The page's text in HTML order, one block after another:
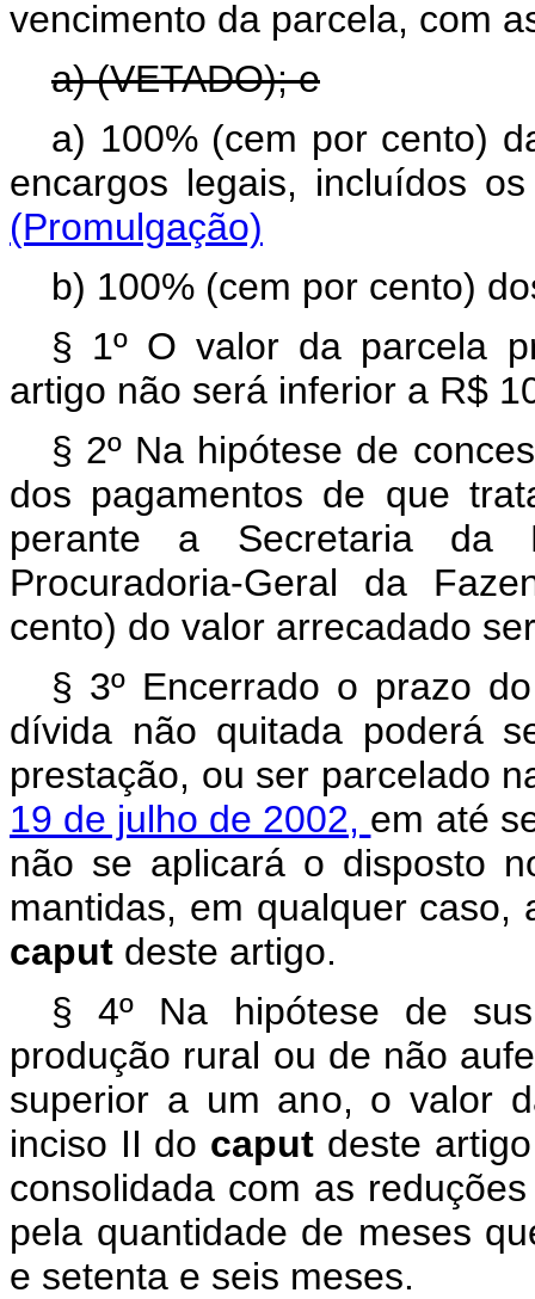
vencimento da parcela, com
a) (VETADO); e
a) 100% (cem por cento)
encargos legais,
(Promulgação)
b) 100% (cem por cento)
§ 1º O valor da parcela
artigo não será inferior a R$
§ 2º Na hipótese de
dos pagamentos de que
perante a Secretaria
Procuradoria-Geral da
cento) do valor arrecadado
§ 3º Encerrado o prazo
dívida não quitada poderá
prestação, ou ser parcelado
19 de julho de 2002, em até
não se aplicará o disposto
mantidas, em qualquer
caput deste artigo.
§ 4º Na hipótese de
produção rural ou de não
superior a um ano, o valor
inciso II do caput deste
consolidada com as
pela quantidade de meses
e setenta e seis meses.